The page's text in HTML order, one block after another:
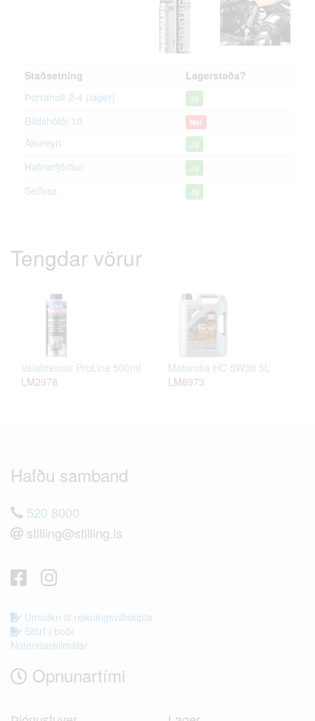
Staðsetning
Lagerstaða?
Þorraholt 2-4 (lager)
Já
Bíldshöfði 10 Nei
Akureyri Já
Hafnarfjörður Já
Selfoss Já
Tengdar vörur
Vélahreinsir ProLine 500ml
LM2978
Mótorolía HC 5W30 5L
LM8973
Hafðu samband
520 8000
stilling@stilling.is
Umsókn til reikningsviðskipta
Störf í boði
Notendaskilmálar
Opnunartími